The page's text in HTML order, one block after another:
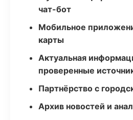
чат-бот
Мобильное
карты
Актуальная
проверенные
Партнёрство с
Архив новостей и